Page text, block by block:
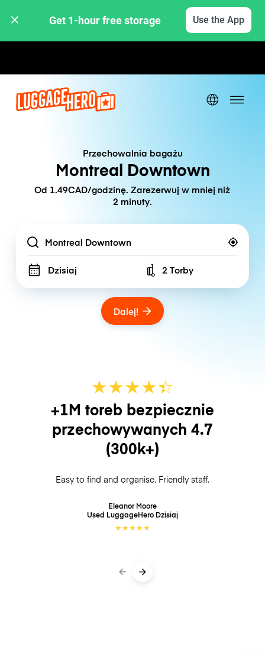
Get 1-hour free storage Use the App
Przechowalnia bagażu
Montreal Downtown
Od 1.49CAD/godzinę. Zarezerwuj w mniej niż
2 minuty.
Location
Dzisiaj Number of bags
2 Torby
Dalej!
★★★★☆
★
+1M toreb bezpiecznie
przechowywanych 4.7
(300k+)
Easy to find and organise. Friendly staff.
Eleanor Moore
Used LuggageHero Dzisiaj
★★★★★